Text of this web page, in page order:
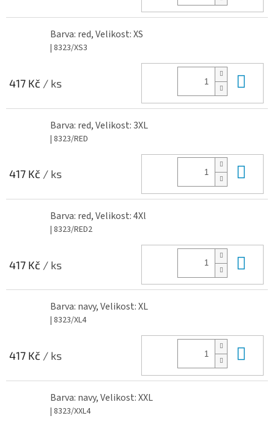
Barva: red, Velikost: XS
| 8323/XS3
417 Kč / ks
Barva: red, Velikost: 3XL
| 8323/RED
417 Kč / ks
Barva: red, Velikost: 4Xl
| 8323/RED2
417 Kč / ks
Barva: navy, Velikost: XL
| 8323/XL4
417 Kč / ks
Barva: navy, Velikost: XXL
| 8323/XXL4